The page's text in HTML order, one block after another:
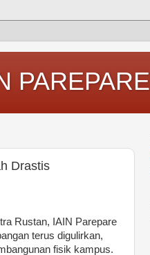
PAREPARE
Drastis
Rustan, IAIN Parepare
terus digulirkan,
fisik kampus.